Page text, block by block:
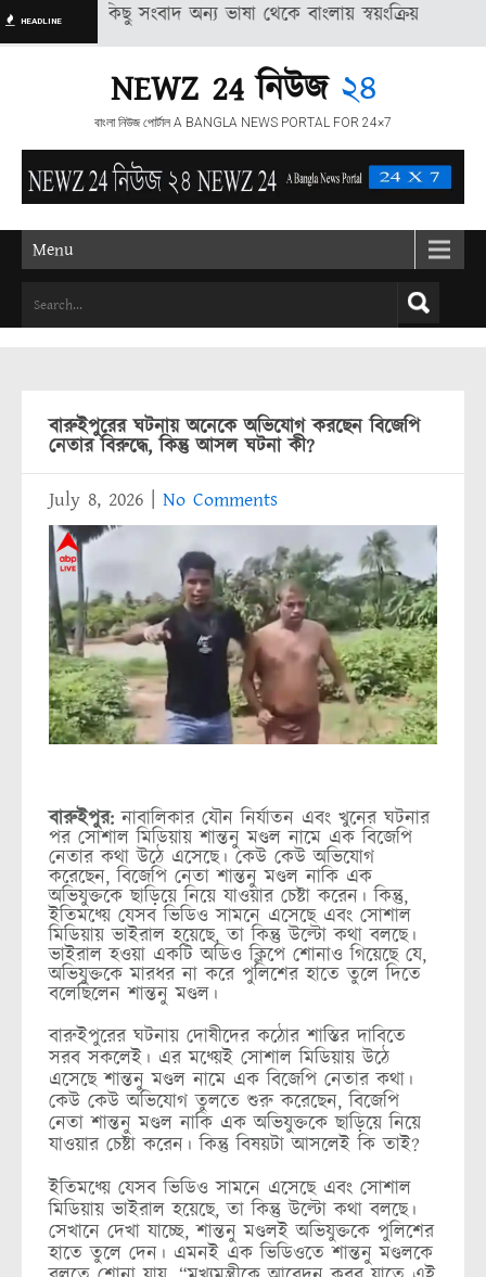
HEADLINE
বেশ কিছু সংবাদ অন্য ভাষা থেকে বাংলায় স্বয়ংক্রিয় পদ্ধতির
NEWZ 24 নিউজ ২৪
বাংলা নিউজ পোর্টাল A BANGLA NEWS PORTAL FOR 24×7
Menu
বারুইপুরের ঘটনায় অনেকে অভিযোগ করছেন বিজেপি
নেতার বিরুদ্ধে, কিন্তু আসল ঘটনা কী?
July 8, 2026
No Comments
বারুইপুর: নাবালিকার যৌন নির্যাতন এবং খুনের ঘটনার
পর সোশাল মিডিয়ায় শান্তনু মণ্ডল নামে এক বিজেপি
নেতার কথা উঠে এসেছে। কেউ কেউ অভিযোগ
করেছেন, বিজেপি নেতা শান্তনু মণ্ডল নাকি এক
অভিযুক্তকে ছাড়িয়ে নিয়ে যাওয়ার চেষ্টা করেন। কিন্তু,
ইতিমধ্য়ে যেসব ভিডিও সামনে এসেছে এবং সোশাল
মিডিয়ায় ভাইরাল হয়েছে, তা কিন্তু উল্টো কথা বলছে।
ভাইরাল হওয়া একটি অডিও ক্লিপে শোনাও গিয়েছে যে,
অভিযুক্তকে মারধর না করে পুলিশের হাতে তুলে দিতে
বলেছিলেন শান্তনু মণ্ডল।
বারুইপুরের ঘটনায় দোষীদের কঠোর শাস্তির দাবিতে
সরব সকলেই। এর মধ্য়েই সোশাল মিডিয়ায় উঠে
এসেছে শান্তনু মণ্ডল নামে এক বিজেপি নেতার কথা।
কেউ কেউ অভিযোগ তুলতে শুরু করেছেন, বিজেপি
নেতা শান্তনু মণ্ডল নাকি এক অভিযুক্তকে ছাড়িয়ে নিয়ে
যাওয়ার চেষ্টা করেন। কিন্তু বিষয়টা আসলেই কি তাই?
ইতিমধ্য়ে যেসব ভিডিও সামনে এসেছে এবং সোশাল
মিডিয়ায় ভাইরাল হয়েছে, তা কিন্তু উল্টো কথা বলছে।
সেখানে দেখা যাচ্ছে, শান্তনু মণ্ডলই অভিযুক্তকে পুলিশের
হাতে তুলে দেন। এমনই এক ভিডিওতে শান্তনু মণ্ডলকে